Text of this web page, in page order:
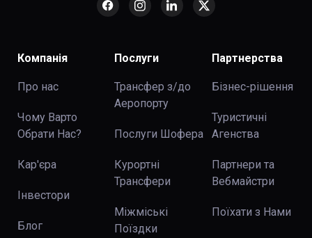
Компанія
Про нас
Чому Варто
Обрати Нас?
Кар'єра
Інвестори
Блог
Послуги
Трансфер з/до
Аеропорту
Послуги Шофера
Курортні
Трансфери
Міжміські
Поїздки
Партнерства
Бізнес-рішення
Туристичні
Агенства
Партнери та
Вебмайстри
Поїхати з Нами